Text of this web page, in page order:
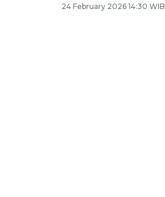
24 February 2026 14:30 WIB